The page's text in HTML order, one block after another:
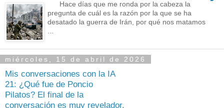
Hace días que me ronda por la cabeza la
pregunta de cuál es la razón por la que se ha
desatado la guerra de Irán, por qué nos matamos
...
miércoles, 15 de abril de 2026
Mis conversaciones con la IA
21: ¿Qué fue de Poncio
Pilatos? El final de la
conversación es muy revelador.